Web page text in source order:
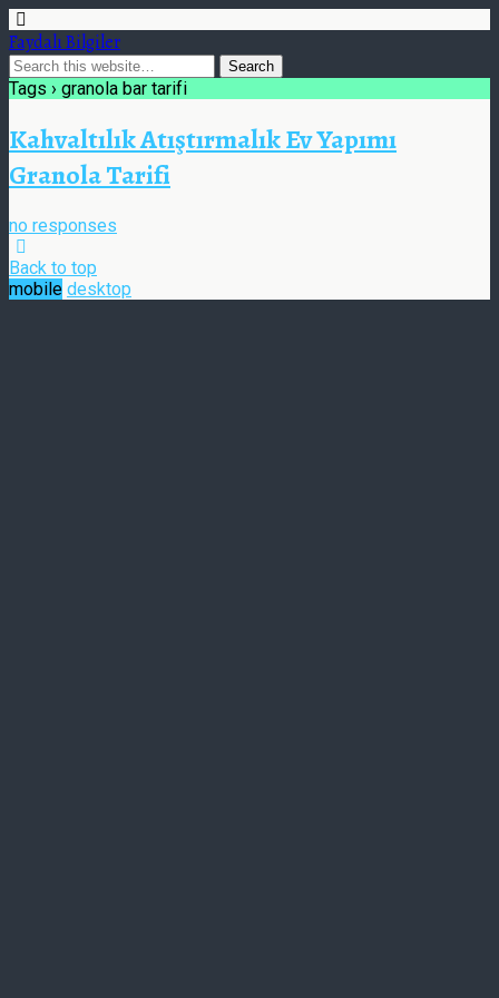
Faydalı Bilgiler
Tags › granola bar tarifi
Kahvaltılık Atıştırmalık Ev Yapımı
Granola Tarifi
no responses
Back to top
mobile desktop